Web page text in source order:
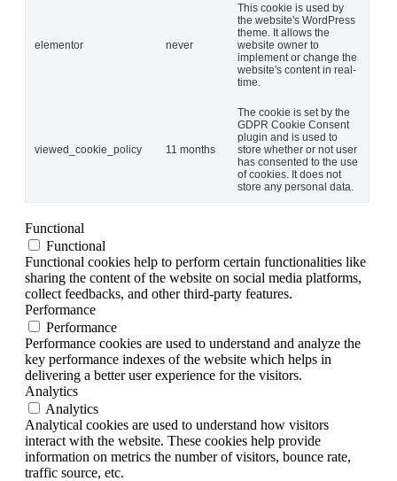
elementor never
This cookie is used by
the website's WordPress
theme. It allows the
website owner to
implement or change the
website's content in real-
time.
viewed_cookie_policy 11 months
The cookie is set by the
GDPR Cookie Consent
plugin and is used to
store whether or not user
has consented to the use
of cookies. It does not
store any personal data.
Functional
Functional
Functional cookies help to perform certain functionalities like
sharing the content of the website on social media platforms,
collect feedbacks, and other third-party features.
Performance
Performance
Performance cookies are used to understand and analyze the
key performance indexes of the website which helps in
delivering a better user experience for the visitors.
Analytics
Analytics
Analytical cookies are used to understand how visitors
interact with the website. These cookies help provide
information on metrics the number of visitors, bounce rate,
traffic source, etc.